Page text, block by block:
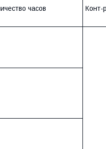
часов
Конт-